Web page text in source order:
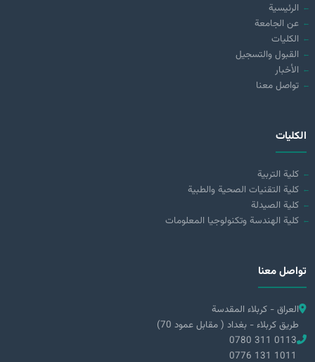
الرئيسية
عن الجامعة
الكليات
القبول والتسجيل
الأخبار
تواصل معنا
الكليات
كلية التربية
كلية التقنيات الصحية والطبية
كلية الصيدلة
كلية الهندسة وتكنولوجيا المعلومات
تواصل معنا
العراق - كربلاء المقدسة
طريق كربلاء - بغداد ( مقابل عمود 70)
0780 311 0113
0776 131 1011